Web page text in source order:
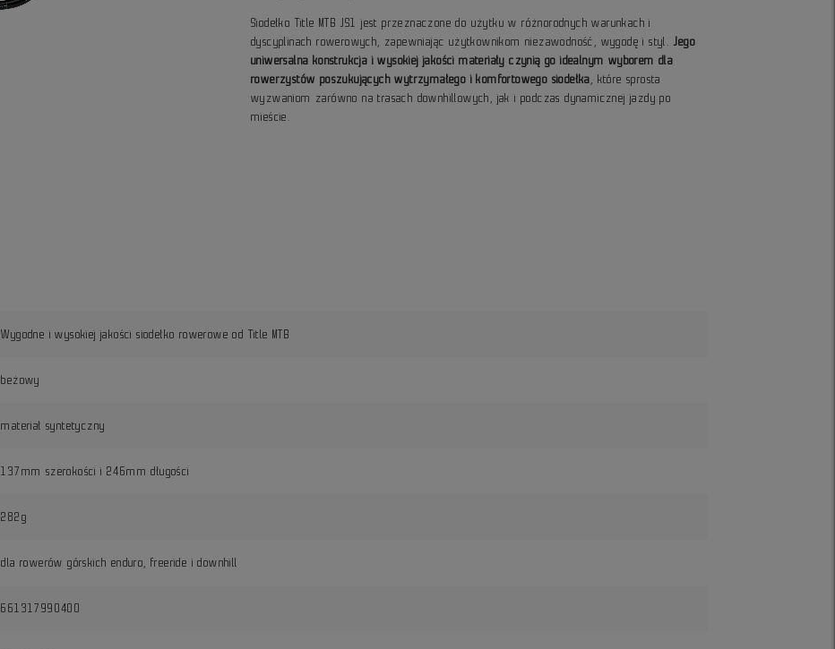
Siodełko Title MTB JS1 jest przeznaczone do użytku w różnorodnych warunkach i
dyscyplinach rowerowych, zapewniając użytkownikom niezawodność, wygodę i styl. Jego
uniwersalna konstrukcja i wysokiej jakości materiały czynią go idealnym wyborem dla
rowerzystów poszukujących wytrzymałego i komfortowego siodełka, które sprosta
wyzwaniom zarówno na trasach downhillowych, jak i podczas dynamicznej jazdy po
mieście.
Wygodne i wysokiej jakości siodełko rowerowe od Title MTB
beżowy
materiał syntetyczny
137mm szerokości i 246mm długości
282g
dla rowerów górskich enduro, freeride i downhill
661317990400